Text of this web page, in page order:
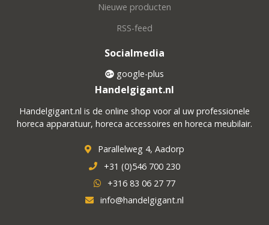
Nieuwe producten
RSS-feed
Socialmedia
google-plus
Handelgigant.nl
Handelgigant.nl is de online shop voor al uw professionele
horeca apparatuur, horeca accessoires en horeca meubilair.
Parallelweg 4, Aadorp
+31 (0)546 700 230
+316 83 06 27 77
info@handelgigant.nl